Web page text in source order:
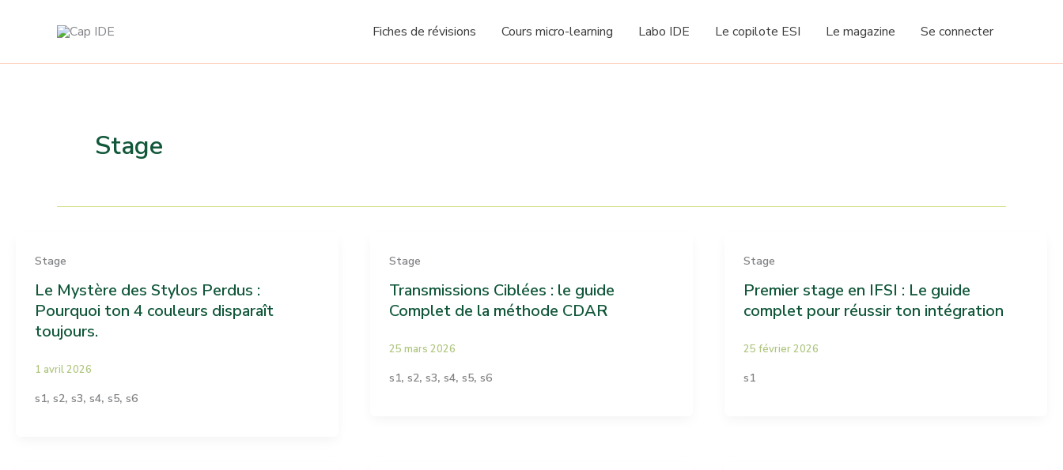
Fiches de révisions Cours micro-learning Labo IDE Le copilote ESI Le magazine Se connecter
Stage
Stage
Le Mystère des Stylos Perdus :
Pourquoi ton 4 couleurs disparaît
toujours.
1 avril 2026
s1, s2, s3, s4, s5, s6
Stage
Transmissions Ciblées : le guide
Complet de la méthode CDAR
25 mars 2026
s1, s2, s3, s4, s5, s6
Stage
Premier stage en IFSI : Le guide
complet pour réussir ton intégration
25 février 2026
s1